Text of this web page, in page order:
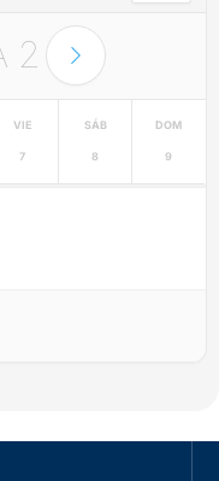
2
VIE
7
SÁB
8
DOM
9